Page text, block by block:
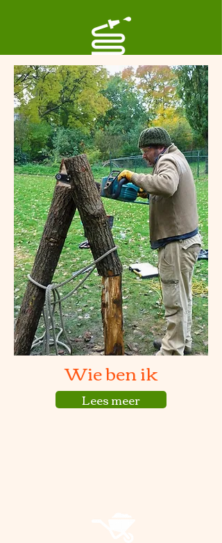
Wie ben ik
Lees meer